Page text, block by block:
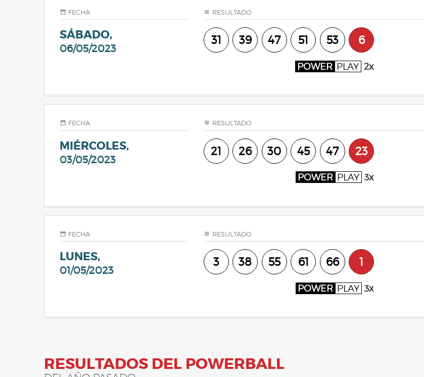
FECHA
SÁBADO,
06/05/2023
RESULTADO
31 39 47 51 53 6
POWER PLAY 2x
FECHA
MIÉRCOLES,
03/05/2023
RESULTADO
21 26 30 45 47 23
POWER PLAY 3x
FECHA
LUNES,
01/05/2023
RESULTADO
3 38 55 61 66 1
POWER PLAY 3x
RESULTADOS DEL POWERBALL